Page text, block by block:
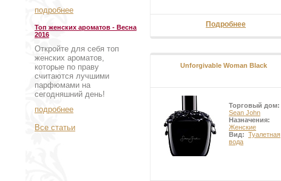
подробнее
Топ женских ароматов - Весна
2016
Откройте для себя топ
женских ароматов,
которые по праву
считаются лучшими
парфюмами на
сегодняшний день!
подробнее
Все статьи
Подробнее
Unforgivable Woman Black
Торговый дом:
Sean John
Назначения:
Женские
Вид: Туалетная
вода